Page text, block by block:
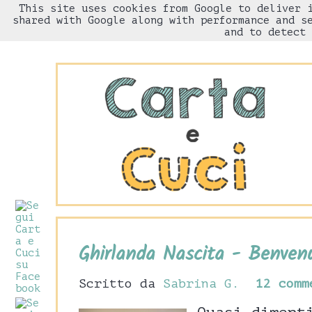
HOME Chi sono
Ghirlanda Nascita -
Scritto da Sabrina G. 12
This site uses cookies from Google to
shared with Google along with performance
and to detect